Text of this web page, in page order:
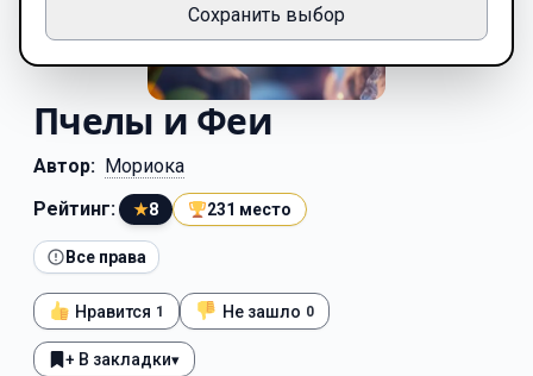
Пчелы и Феи
Автор: Мориока
Рейтинг:
★8 231 место
Все права
Нравится 1 Не зашло 0
+ В закладки▾
Сохранить выбор